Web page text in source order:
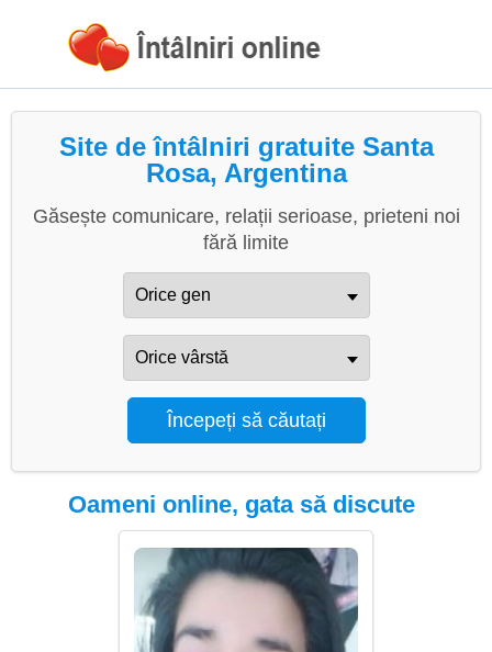
Site de întâlniri gratuite Santa
Rosa, Argentina
Găsește comunicare, relații serioase, prieteni noi
fără limite
Oameni online, gata să discute